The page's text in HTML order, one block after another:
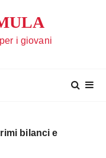
i giovani
bilanci e